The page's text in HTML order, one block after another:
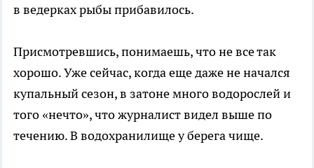
в ведерках рыбы прибавилось.
Присмотревшись, понимаешь, что не все так
хорошо. Уже сейчас, когда еще даже не начался
купальный сезон, в затоне много водорослей и
того «нечто», что журналист видел выше по
течению. В водохранилище у берега чище.